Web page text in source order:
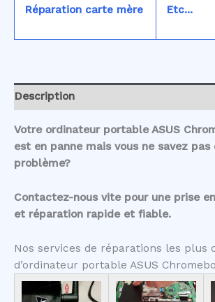
Réparation carte mère
Etc...
Description
Votre ordinateur portable ASUS
est en panne mais vous ne savez pas
problème?
Contactez-nous vite pour une prise
et réparation rapide et fiable.
Nos services de réparations les plus
d’ordinateur portable ASUS